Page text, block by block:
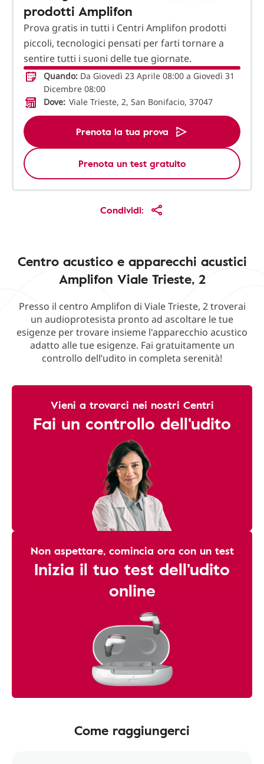
prodotti Amplifon
Prova gratis in tutti i Centri Amplifon prodotti
piccoli, tecnologici pensati per farti tornare a
sentire tutti i suoni delle tue giornate.
Quando: Da Giovedì 23 Aprile 08:00 a Giovedì 31
Dicembre 08:00
Dove: Viale Trieste, 2, San Bonifacio, 37047
Prenota la tua prova
Prenota un test gratuito
Condividi:
Centro acustico e apparecchi acustici
Amplifon Viale Trieste, 2
Presso il centro Amplifon di Viale Trieste, 2 troverai
un audioprotesista pronto ad ascoltare le tue
esigenze per trovare insieme l'apparecchio acustico
adatto alle tue esigenze. Fai gratuitamente un
controllo dell’udito in completa serenità!
Vieni a trovarci nei nostri Centri
Fai un controllo dell'udito
Non aspettare, comincia ora con un test
Inizia il tuo test dell'udito
online
Come raggiungerci